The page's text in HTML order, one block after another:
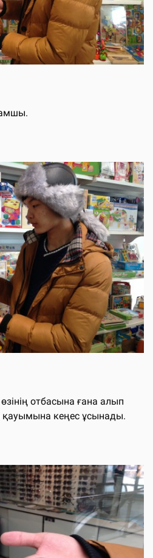
отбасына ғана алып
қауымына кеңес ұсынады.